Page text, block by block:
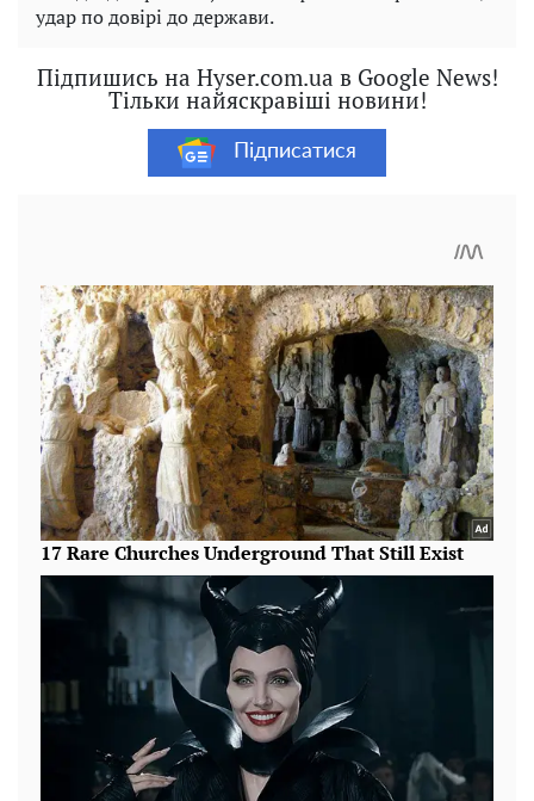
удар по довірі до держави.
Підпишись на Hyser.com.ua в Google News!
Тільки найяскравіші новини!
Підписатися